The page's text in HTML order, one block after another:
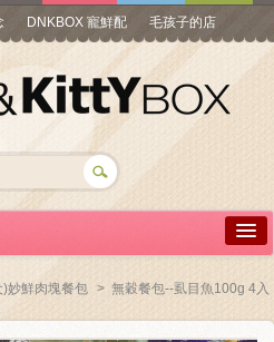
DNKBOX 寵鮮配
毛孩子的店
)妙鮮肉塊餐包 > 無穀餐包--虱目魚100g 4入